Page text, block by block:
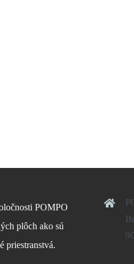
POMPO
plôch ako sú
priestranstvá.